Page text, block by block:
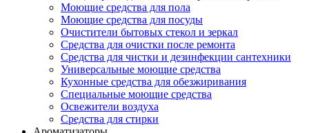
Моющие средства для пола
Моющие средства для посуды
Очистители бытовых стекол и зеркал
Средства для очистки после ремонта
Средства для чистки и дезинфекции сантехники
Универсальные моющие средства
Кухонные средства для обезжиривания
Специальные моющие средства
Освежители воздуха
Средства для стирки